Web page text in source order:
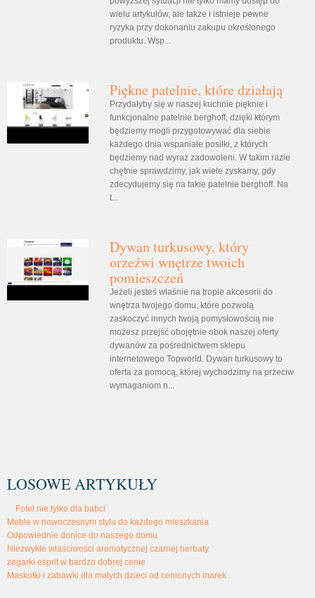
wielu artykułów, ale także i istnieje pewne
ryzyka przy dokonaniu zakupu określonego
produktu. Wsp...
Piękne patelnie, które działają
Przydałyby się w naszej kuchnie pięknie i
funkcjonalne patelnie berghoff, dzięki którym
będziemy mogli przygotowywać dla siebie
każdego dnia wspaniałe posiłki, z których
będziemy nad wyraz zadowoleni. W takim razie
chętnie sprawdzimy, jak wiele zyskamy, gdy
zdecydujemy się na takie patelnie berghoff. Na
t...
Dywan turkusowy, który
orzeźwi wnętrze twoich
pomieszczeń
Jeżeli jesteś właśnie na tropie akcesorii do
wnętrza twojego domu, które pozwolą
zaskoczyć innych twoją pomysłowością nie
możesz przejść obojętnie obok naszej oferty
dywanów za pośrednictwem sklepu
internetowego Topworld. Dywan turkusowy to
oferta za pomocą, której wychodzimy na przeciw
wymaganiom n...
LOSOWE ARTYKUŁY
Fotel nie tylko dla babci
Meble w nowoczesnym stylu do każdego mieszkania
Odpowiednie donice do naszego domu
Niezwykłe właściwości aromatycznej czarnej herbaty.
zegarki esprit w bardzo dobrej cenie
Maskotki i zabawki dla małych dzieci od cenionych marek